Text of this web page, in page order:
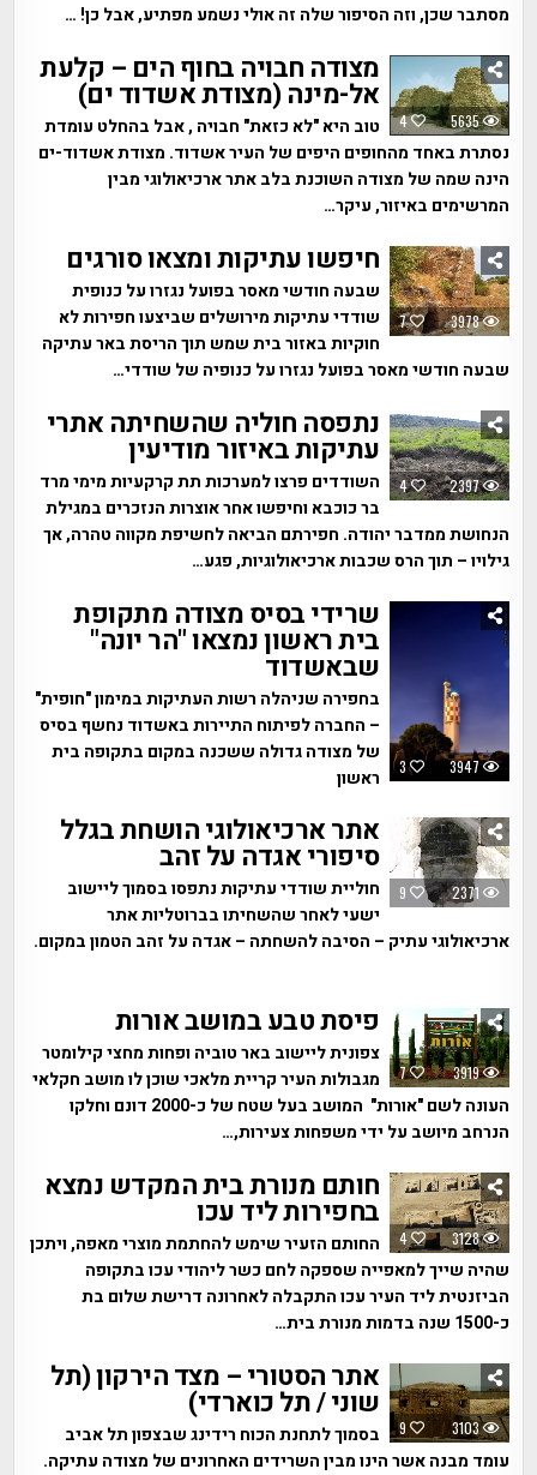
מסתבר שכן, וזה הסיפור שלה זה אולי נשמע מפתיע, אבל כן! …
4 5635
מצודה חבויה בחוף הים – קלעת
אל-מינה (מצודת אשדוד ים)
טוב היא "לא כזאת" חבויה , אבל בהחלט עומדת
נסתרת באחד מהחופים היפים של העיר אשדוד. מצודת אשדוד-ים
הינה שמה של מצודה השוכנת בלב אתר ארכיאולוגי מבין
המרשימים באיזור, עיקר…
7 3978
חיפשו עתיקות ומצאו סורגים
שבעה חודשי מאסר בפועל נגזרו על כנופית
שודדי עתיקות מירושלים שביצעו חפירות לא
חוקיות באזור בית שמש תוך הריסת באר עתיקה
שבעה חודשי מאסר בפועל נגזרו על כנופיה של שודדי…
4 2397
נתפסה חוליה שהשחיתה אתרי
עתיקות באיזור מודיעין
השודדים פרצו למערכות תת קרקעיות מימי מרד
בר כוכבא וחיפשו אחר אוצרות הנזכרים במגילת
הנחושת ממדבר יהודה. חפירתם הביאה לחשיפת מקווה טהרה, אך
גילויו – תוך הרס שכבות ארכיאולוגיות, פגע…
3 3947
שרידי בסיס מצודה מתקופת
בית ראשון נמצאו "הר יונה"
שבאשדוד
בחפירה שניהלה רשות העתיקות במימון "חופית"
– החברה לפיתוח התיירות באשדוד נחשף בסיס
של מצודה גדולה ששכנה במקום בתקופה בית
ראשון
9 2371
אתר ארכיאולוגי הושחת בגלל
סיפורי אגדה על זהב
חוליית שודדי עתיקות נתפסו בסמוך ליישוב
ישעי לאחר שהשחיתו בברוטליות אתר
ארכיאולוגי עתיק – הסיבה להשחתה – אגדה על זהב הטמון במקום.
7 3919
פיסת טבע במושב אורות
צפונית ליישוב באר טוביה ופחות מחצי קילומטר
מגבולות העיר קריית מלאכי שוכן לו מושב חקלאי
העונה לשם "אורות" המושב בעל שטח של כ-2000 דונם וחלקו
הנרחב מיושב על ידי משפחות צעירות,…
4 3128
חותם מנורת בית המקדש נמצא
בחפירות ליד עכו
החותם הזעיר שימש להחתמת מוצרי מאפה, ויתכן
שהיה שייך למאפייה שספקה לחם כשר ליהודי עכו בתקופה
הביזנטית ליד העיר עכו התקבלה לאחרונה דרישת שלום בת
כ-1500 שנה בדמות מנורת בית…
9 3103
אתר הסטורי – מצד הירקון (תל
שוני / תל כוארדי)
בסמוך לתחנת הכוח רידינג שבצפון תל אביב
עומד מבנה אשר הינו מבין השרידים האחרונים של מצודה עתיקה.